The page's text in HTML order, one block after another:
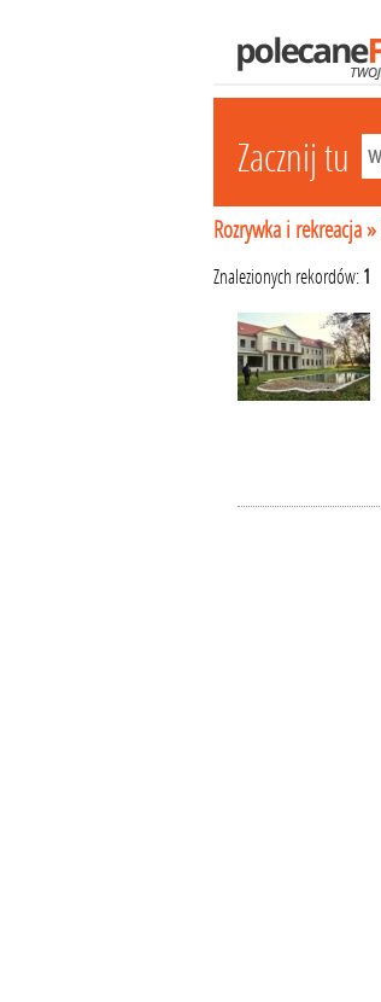
Zacznij tu
Rozrywka i rekreacja»
Znalezionych rekordów: 1